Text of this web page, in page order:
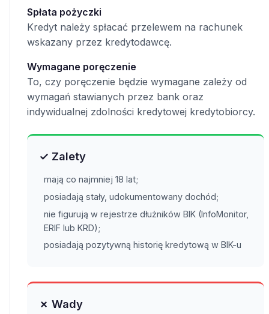
Spłata pożyczki
Kredyt należy spłacać przelewem na rachunek
wskazany przez kredytodawcę.
Wymagane poręczenie
To, czy poręczenie będzie wymagane zależy od
wymagań stawianych przez bank oraz
indywidualnej zdolności kredytowej kredytobiorcy.
✓ Zalety
mają co najmniej 18 lat;
posiadają stały, udokumentowany dochód;
nie figurują w rejestrze dłużników BIK (InfoMonitor,
ERIF lub KRD);
posiadają pozytywną historię kredytową w BIK-u
✗ Wady